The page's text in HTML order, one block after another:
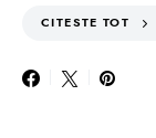
CITESTE TOT